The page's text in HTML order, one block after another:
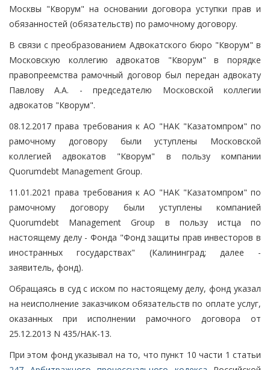
Москвы "Кворум" на основании договора уступки прав и
обязанностей (обязательств) по рамочному договору.
В связи с преобразованием Адвокатского бюро "Кворум" в
Московскую коллегию адвокатов "Кворум" в порядке
правопреемства рамочный договор был передан адвокату
Павлову А.А. - председателю Московской коллегии
адвокатов "Кворум".
08.12.2017 права требования к АО "НАК "Казатомпром" по
рамочному договору были уступлены Московской
коллегией адвокатов "Кворум" в пользу компании
Quorumdebt Management Group.
11.01.2021 права требования к АО "НАК "Казатомпром" по
рамочному договору были уступлены компанией
Quorumdebt Management Group в пользу истца по
настоящему делу - Фонда "Фонд защиты прав инвесторов в
иностранных государствах" (Калининград; далее -
заявитель, фонд).
Обращаясь в суд с иском по настоящему делу, фонд указал
на неисполнение заказчиком обязательств по оплате услуг,
оказанных при исполнении рамочного договора от
25.12.2013 N 435/НАК-13.
При этом фонд указывал на то, что пункт 10 части 1 статьи